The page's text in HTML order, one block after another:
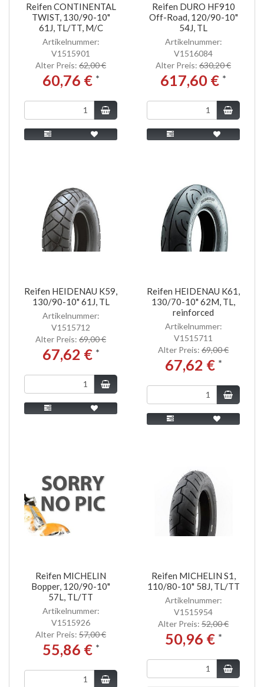
Reifen CONTINENTAL
TWIST, 130/90-10"
61J, TL/TT, M/C
Artikelnummer:
V1515901
Alter Preis: 62,00 €
60,76 € *
Reifen DURO HF910
Off-Road, 120/90-10"
54J, TL
Artikelnummer:
V1516084
Alter Preis: 630,20 €
617,60 € *
Reifen HEIDENAU K59,
130/90-10" 61J, TL
Artikelnummer:
V1515712
Alter Preis: 69,00 €
67,62 € *
Reifen HEIDENAU K61,
130/70-10" 62M, TL,
reinforced
Artikelnummer:
V1515711
Alter Preis: 69,00 €
67,62 € *
Reifen MICHELIN
Bopper, 120/90-10"
57L, TL/TT
Artikelnummer:
V1515926
Alter Preis: 57,00 €
55,86 € *
Reifen MICHELIN S1,
110/80-10" 58J, TL/TT
Artikelnummer:
V1515954
Alter Preis: 52,00 €
50,96 € *